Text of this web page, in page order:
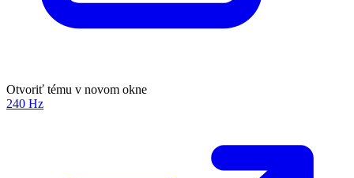
Otvoriť tému v novom okne
240 Hz